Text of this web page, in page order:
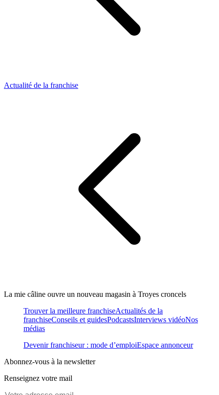
Actualité de la franchise
La mie câline ouvre un nouveau magasin à Troyes croncels
Trouver la meilleure franchiseActualités de la
franchiseConseils et guidesPodcastsInterviews vidéoNos
médias
Devenir franchiseur : mode d’emploiEspace annonceur
Abonnez-vous à la newsletter
Renseignez votre mail